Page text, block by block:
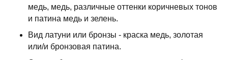
медь, медь, различные оттенки коричневых тонов
и патина медь и зелень.
Вид латуни или бронзы - краска медь, золотая
или/и бронзовая патина.